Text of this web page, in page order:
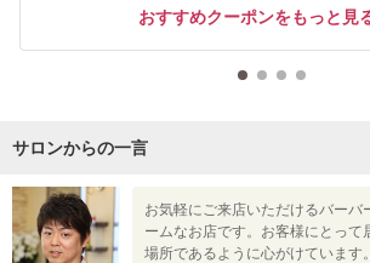
おすすめクーポンをもっと見
サロンからの一言
お気軽にご来店いただけるバーバ
ームなお店です。お客様にとって
場所であるように心がけています